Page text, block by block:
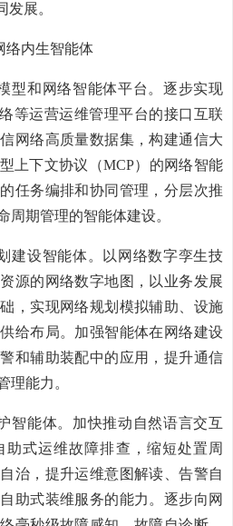
发展。
络内生智能体
型和网络智能体平台。 逐步实现
等运营运维管理平台的接口互联
网络高质量数据集，构建通信大
上下文协议（MCP）的网络智能
任务编排和协同管理，分层次推
周期管理的智能体建设。
建设智能体。
以网络数字孪生技
源的网络数字地图，以业务发展
，实现网络规划模拟辅助、设施
给布局。加强智能体在网络建设
和辅助装配中的应用，提升通信
理能力。
智能体。 加快推动 自然语言交互
助式运维故障排查，缩短处置 周
治 ，提升运维意图解读、告警自
自助式装维服务的能力 。逐步向 网